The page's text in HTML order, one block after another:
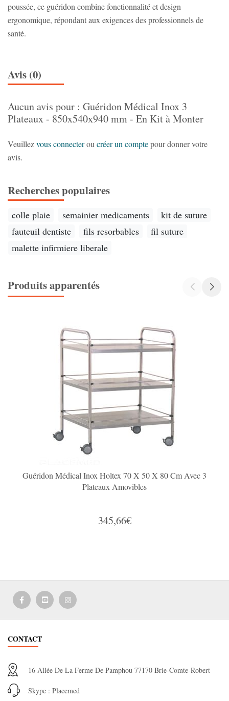
poussée, ce guéridon combine fonctionnalité et design
ergonomique, répondant aux exigences des professionnels de
santé.
Avis (0)
Aucun avis pour : Guéridon Médical Inox 3
Plateaux - 850x540x940 mm - En Kit à Monter
Veuillezvous connecterou créer un comptepour donner votre
avis.
Recherches populaires
colle plaie semainier medicaments
kit de suture
fauteuil dentiste
fils resorbables
fil suture
malette infirmiere liberale
Produits apparentés
Guéridon Médical Inox Holtex 70 X 50 X 80 Cm Avec 3
Plateaux Amovibles
345,66€
CONTACT
16 Allée De La Ferme De Pamphou 77170 Brie-Comte-Robert
Skype : Placemed